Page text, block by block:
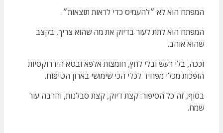
המפתח הוא לא ״להעמיס כדי לראות תוצאות״.
המפתח הוא לתת לעור בדיוק את מה שהוא צריך, בקצב
שהוא אוהב.
וככה, בלי רעש ובלי לחץ, חומצות אלפא ובטא הידרוקסיות
הופכות מכלי מפחיד לכלי הכי שימושי בארון הטיפוח.
בסוף, זה כל הסיפור: קצת דיוק, קצת סבלנות, והרבה עור
שמח.